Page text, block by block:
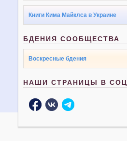
Книги Кима Майклса в Украине
БДЕНИЯ СООБЩЕСТВА
Воскресные бдения
НАШИ СТРАНИЦЫ В